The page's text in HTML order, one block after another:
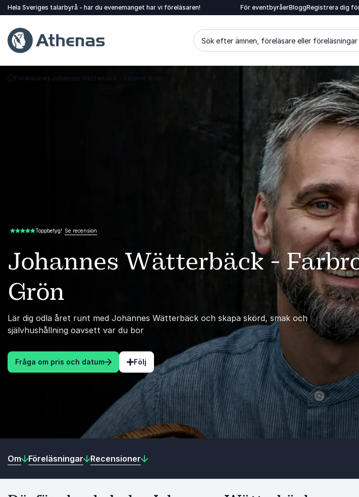
Hela Sveriges talarbyrå - har du evenemanget har vi föreläsaren! För eventbyråerBloggRegistrera dig
Sök efter ämnen, föreläsare eller föreläsningar
Gå tillbaka till startsidan
Föreläsare Johannes Wätterbäck - Farbror Grön
Johannes Wätterbäck -
Grön
Lär dig odla året runt med Johannes Wätterbäck och skapa skörd, smak och
självhushållning oavsett var du bor
Fråga om pris och datum Följ
4.50 av 5Toppbetyg! Se recension
Om Föreläsningar Recensioner